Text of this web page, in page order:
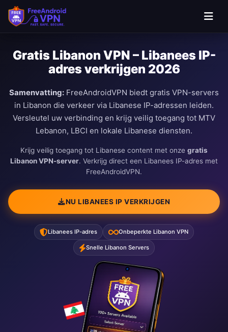
Gratis Libanon VPN – Libanees IP-
adres verkrijgen 2026
Samenvatting: FreeAndroidVPN biedt gratis VPN-servers
in Libanon die verkeer via Libanese IP-adressen leiden.
Versleutel uw verbinding en krijg veilig toegang tot MTV
Lebanon, LBCI en lokale Libanese diensten.
Krijg veilig toegang tot Libanese content met onze gratis
Libanon VPN-server. Verkrijg direct een Libanees IP-adres met
FreeAndroidVPN.
NU LIBANEES IP VERKRIJGEN
Libanees IP-adres Onbeperkte Libanon VPN
Snelle Libanon Servers